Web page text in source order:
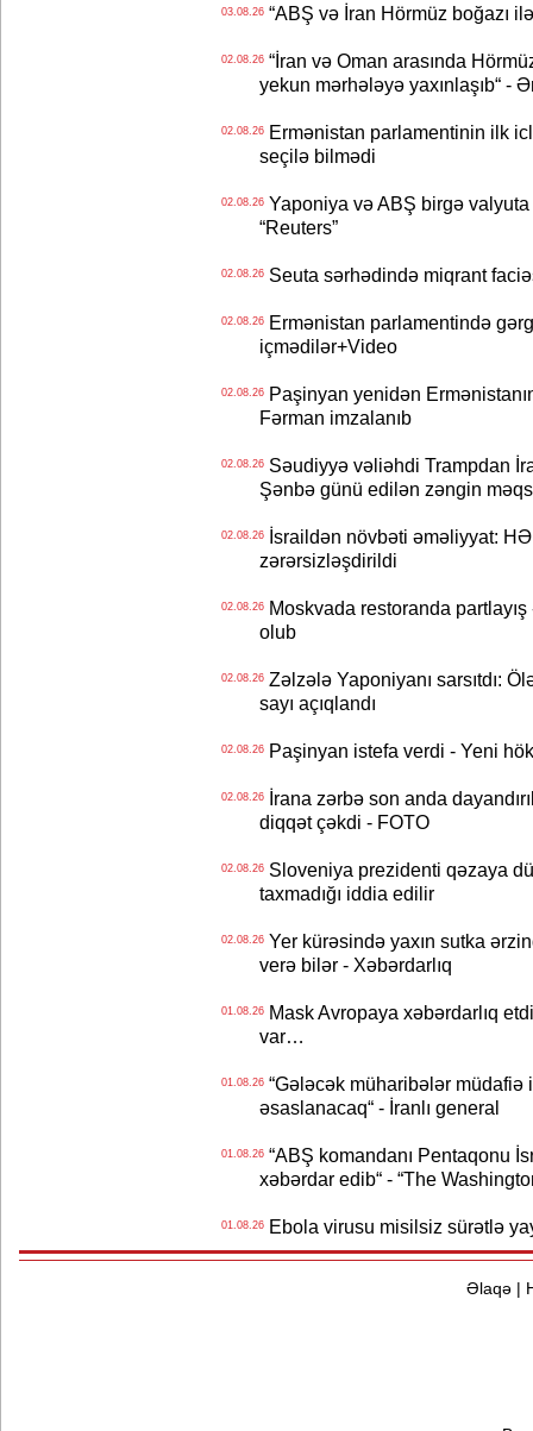
03.08.26“ABŞ və İran Hörmüz boğazı ilə
02.08.26“İran və Oman arasında
yekun mərhələyə yaxınlaşıb“ -
02.08.26Ermənistan parlamentinin ilk
seçilə bilmədi
02.08.26Yaponiya və ABŞ birgə valyuta
“Reuters”
02.08.26Seuta sərhədində miqrant
02.08.26Ermənistan parlamentində
içmədilər+Video
02.08.26Paşinyan yenidən
Fərman imzalanıb
02.08.26Səudiyyə vəliəhdi Trampdan
Şənbə günü edilən zəngin
02.08.26İsraildən növbəti əməliyyat:
zərərsizləşdirildi
02.08.26Moskvada restoranda
olub
02.08.26Zəlzələ Yaponiyanı sarsıtdı:
sayı açıqlandı
02.08.26Paşinyan istefa verdi - Yeni
02.08.26İrana zərbə son anda
diqqət çəkdi - FOTO
02.08.26Sloveniya prezidenti qəzaya
taxmadığı iddia edilir
02.08.26Yer kürəsində yaxın sutka
verə bilər - Xəbərdarlıq
01.08.26Mask Avropaya xəbərdarlıq
var…
01.08.26“Gələcək müharibələr müdafiə
əsaslanacaq“ - İranlı general
01.08.26“ABŞ komandanı Pentaqonu
xəbərdar edib“ - “The
01.08.26Ebola virusu misilsiz sürətlə
Əlaqə|